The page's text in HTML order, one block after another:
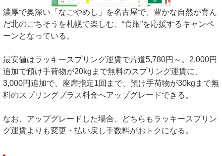
濃厚で奥深い「なごやめし」を名古屋で、豊かな自然が育ん
だ北のごちそうを札幌で楽しむ、“食旅”を応援するキャンペ
ーンとなっている。
最安値はラッキースプリング運賃で片道5,780円～。2,000円
追加で預け手荷物が20kgまで無料のスプリング運賃に、
3,000円追加で、座席指定1回まで、預け手荷物が30kgまで無
料のスプリングプラス料金へアップグレードできる。
なお、アップグレードした場合、どちらもラッキースプリン
グ運賃よりも変更・払い戻し手数料がおトクになる。